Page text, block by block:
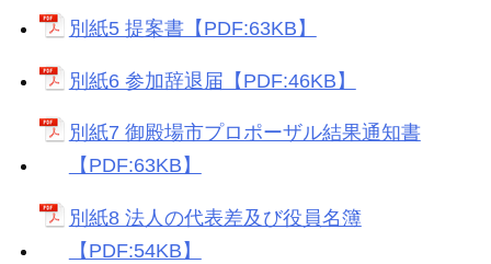
別紙5 提案書【PDF:63KB】
別紙6 参加辞退届【PDF:46KB】
別紙7 御殿場市プロポーザル結果通知書
【PDF:63KB】
別紙8 法人の代表差及び役員名簿
【PDF:54KB】